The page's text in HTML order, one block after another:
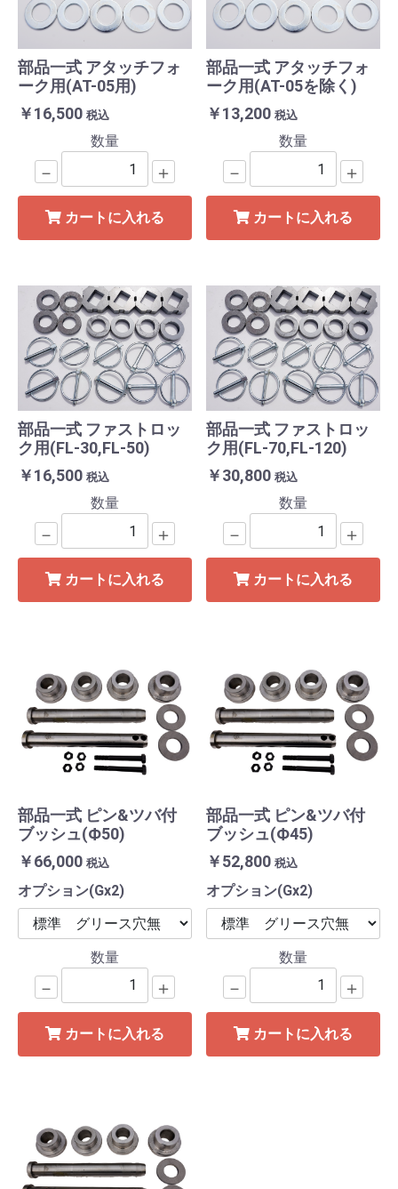
部品一式 アタッチフォ
ーク用(AT-05用)
￥16,500 税込
数量
－ ＋
カートに入れる
部品一式 アタッチフォ
ーク用(AT-05を除く)
￥13,200 税込
数量
－ ＋
カートに入れる
部品一式 ファストロッ
ク用(FL-30,FL-50)
￥16,500 税込
数量
－ ＋
カートに入れる
部品一式 ファストロッ
ク用(FL-70,FL-120)
￥30,800 税込
数量
－ ＋
カートに入れる
部品一式 ピン&ツバ付
ブッシュ(Ф50)
￥66,000 税込
オプション(Gx2)
数量
－ ＋
カートに入れる
部品一式 ピン&ツバ付
ブッシュ(Ф45)
￥52,800 税込
オプション(Gx2)
数量
－ ＋
カートに入れる